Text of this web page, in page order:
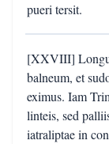
pueri tersit.
[XXVIII]
balneum, et
eximus. Iam
linteis, sed
iatraliptae in